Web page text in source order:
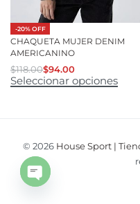
-20% OFF
CHAQUETA MUJER DENIM
AMERICANINO
$118.00$94.00
Seleccionar opciones
© 2026 House Sport |
Open